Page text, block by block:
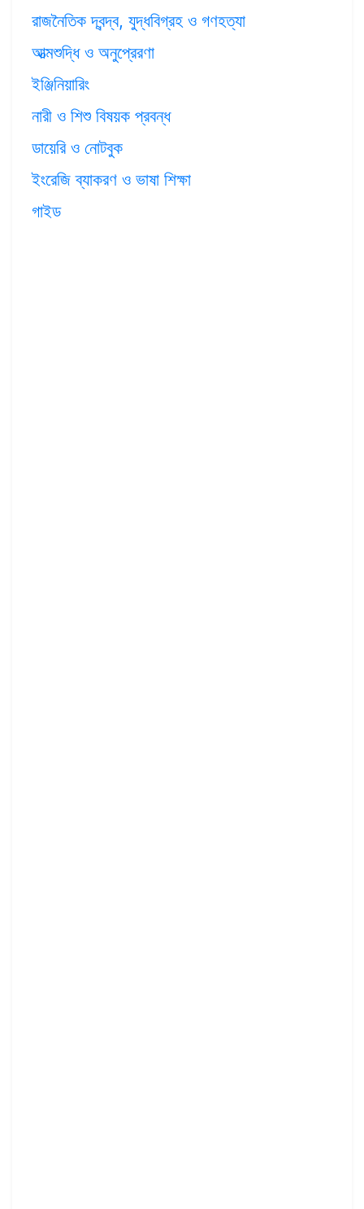
রাজনৈতিক দ্বন্দ্ব, যুদ্ধবিগ্রহ ও গণহত্যা
আত্মশুদ্ধি ও অনুপ্রেরণা
ইঞ্জিনিয়ারিং
নারী ও শিশু বিষয়ক প্রবন্ধ
ডায়েরি ও নোটবুক
ইংরেজি ব্যাকরণ ও ভাষা শিক্ষা
গাইড